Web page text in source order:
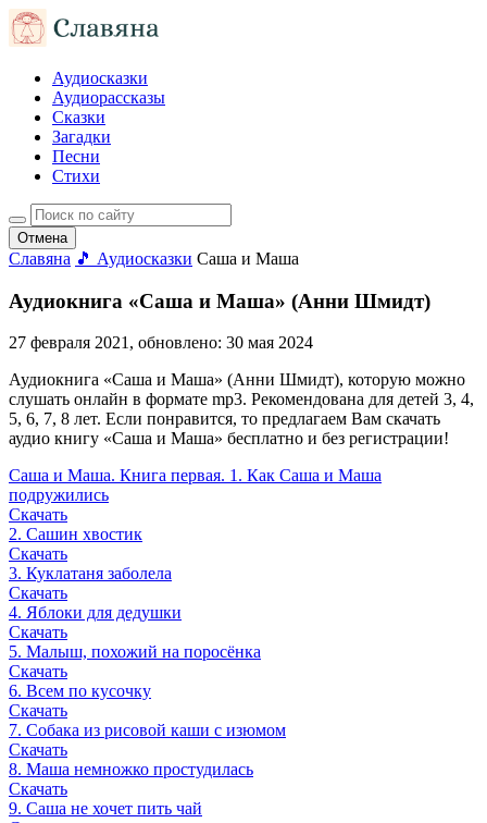
Аудиосказки
Аудиорассказы
Сказки
Загадки
Песни
Стихи
Отмена
Славяна 🎵 Аудиосказки Саша и Маша
Аудиокнига «Саша и Маша» (Анни Шмидт)
27 февраля 2021, обновлено: 30 мая 2024
Аудиокнига «Саша и Маша» (Анни Шмидт), которую можно
слушать онлайн в формате mp3. Рекомендована для детей 3, 4,
5, 6, 7, 8 лет. Если понравится, то предлагаем Вам скачать
аудио книгу «Саша и Маша» бесплатно и без регистрации!
Саша и Маша. Книга первая. 1. Как Саша и Маша
подружились
Скачать
2. Сашин хвостик
Скачать
3. Куклатаня заболела
Скачать
4. Яблоки для дедушки
Скачать
5. Малыш, похожий на поросёнка
Скачать
6. Всем по кусочку
Скачать
7. Собака из рисовой каши с изюмом
Скачать
8. Маша немножко простудилась
Скачать
9. Саша не хочет пить чай